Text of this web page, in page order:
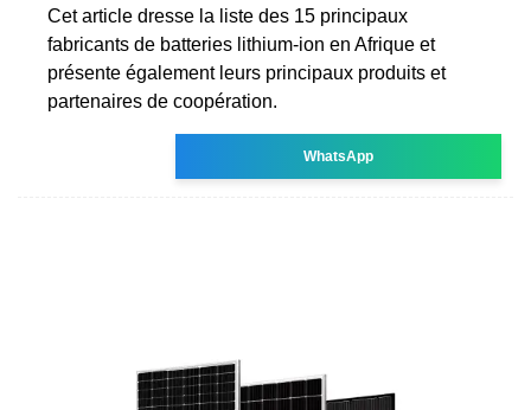
Cet article dresse la liste des 15 principaux
fabricants de batteries lithium-ion en Afrique et
présente également leurs principaux produits et
partenaires de coopération.
WhatsApp